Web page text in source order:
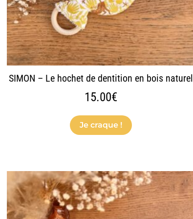
SIMON – Le hochet de dentition en bois naturel
15.00€
Je craque !
sur
la
page
du
produit
Ce
produit
a
plusieurs